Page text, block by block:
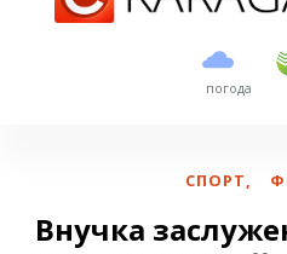
погода
USD
EUR
СПОРТ,
Внучка